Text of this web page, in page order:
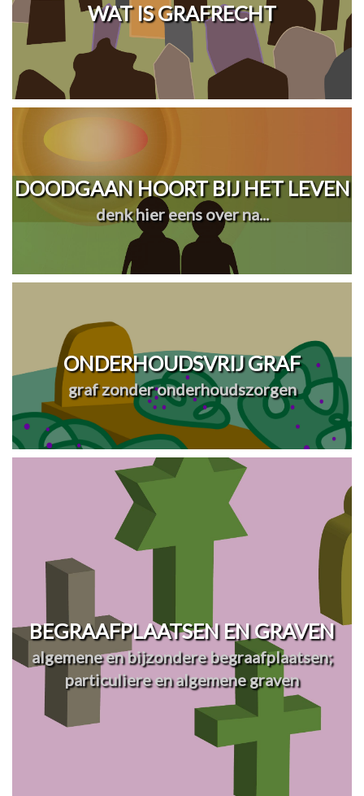
WAT IS GRAFRECHT
DOODGAAN HOORT BIJ HET LEVEN
denk hier eens over na...
ONDERHOUDSVRIJ GRAF
graf zonder onderhoudszorgen
BEGRAAFPLAATSEN EN GRAVEN
algemene en bijzondere begraafplaatsen;
particuliere en algemene graven